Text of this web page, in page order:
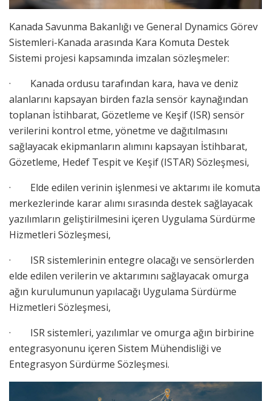
Kanada Savunma Bakanlığı ve General Dynamics Görev
Sistemleri-Kanada arasında Kara Komuta Destek
Sistemi projesi kapsamında imzalan sözleşmeler:
· Kanada ordusu tarafından kara, hava ve deniz
alanlarını kapsayan birden fazla sensör kaynağından
toplanan İstihbarat, Gözetleme ve Keşif (ISR) sensör
verilerini kontrol etme, yönetme ve dağıtılmasını
sağlayacak ekipmanların alımını kapsayan İstihbarat,
Gözetleme, Hedef Tespit ve Keşif (ISTAR) Sözleşmesi,
· Elde edilen verinin işlenmesi ve aktarımı ile komuta
merkezlerinde karar alımı sırasında destek sağlayacak
yazılımların geliştirilmesini içeren Uygulama Sürdürme
Hizmetleri Sözleşmesi,
· ISR sistemlerinin entegre olacağı ve sensörlerden
elde edilen verilerin ve aktarımını sağlayacak omurga
ağın kurulumunun yapılacağı Uygulama Sürdürme
Hizmetleri Sözleşmesi,
· ISR sistemleri, yazılımlar ve omurga ağın birbirine
entegrasyonunu içeren Sistem Mühendisliği ve
Entegrasyon Sürdürme Sözleşmesi.